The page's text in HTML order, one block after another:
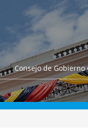
Consejo de Gobierno